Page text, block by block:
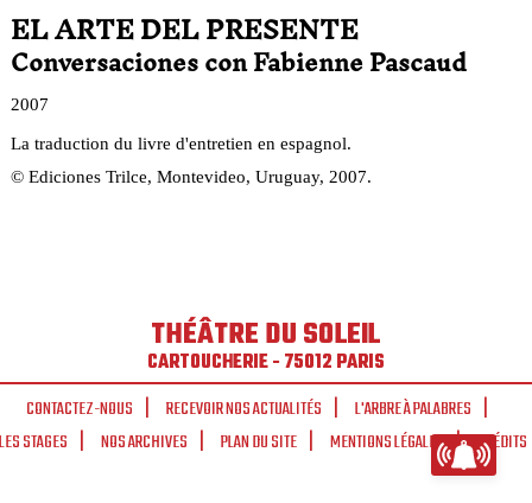
EL ARTE DEL PRESENTE
Conversaciones con Fabienne Pascaud
2007
La traduction du livre d'entretien en espagnol.
© Ediciones Trilce, Montevideo, Uruguay, 2007.
THÉÂTRE DU SOLEIL
CARTOUCHERIE - 75012 PARIS
CONTACTEZ-NOUS
RECEVOIR NOS ACTUALITÉS
L'ARBRE À PALABRES
LES STAGES
NOS ARCHIVES PLAN DU SITE MENTIONS LÉGALES CRÉDITS